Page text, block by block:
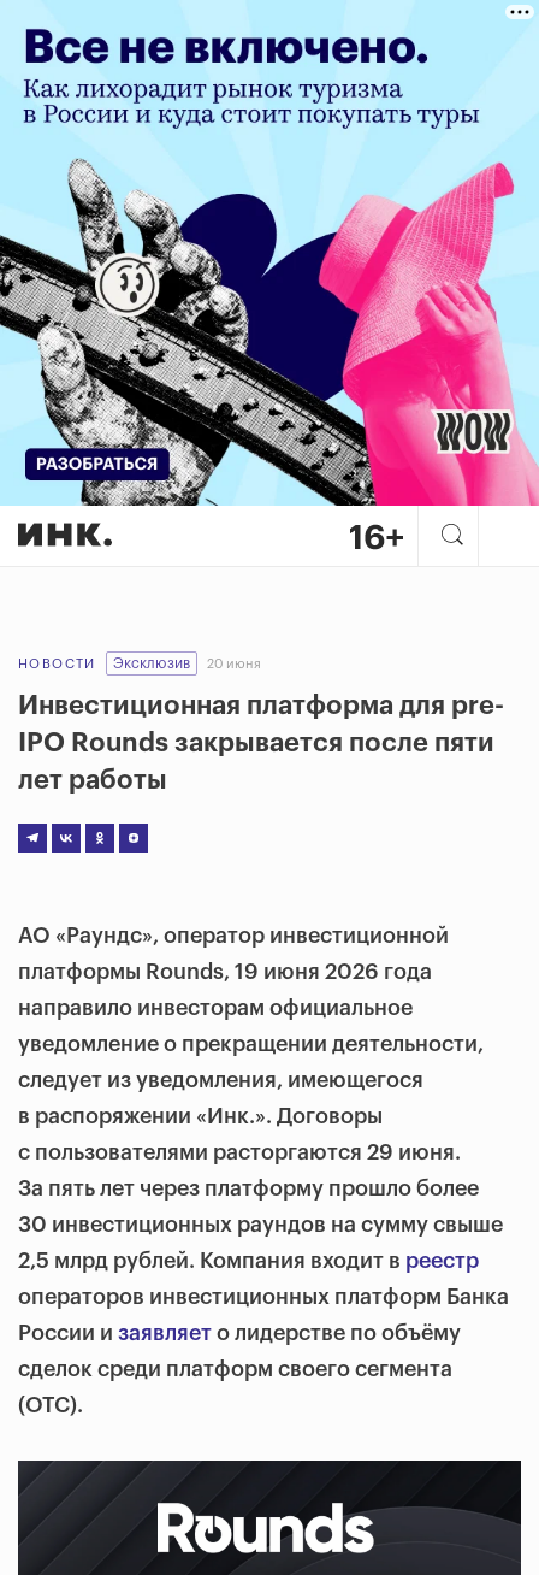
НОВОСТИ Эксклюзив 20 июня
Инвестиционная платформа для pre-
IPO Rounds закрывается после пяти
лет работы
АО «Раундс», оператор инвестиционной
платформы Rounds, 19 июня 2026 года
направило инвесторам официальное
уведомление о прекращении деятельности,
следует из уведомления, имеющегося
в распоряжении «Инк.». Договоры
с пользователями расторгаются 29 июня.
За пять лет через платформу прошло более
30 инвестиционных раундов на сумму свыше
2,5 млрд рублей. Компания входит в реестр
операторов инвестиционных платформ Банка
России и заявляет о лидерстве по объёму
сделок среди платформ своего сегмента
(OTC).